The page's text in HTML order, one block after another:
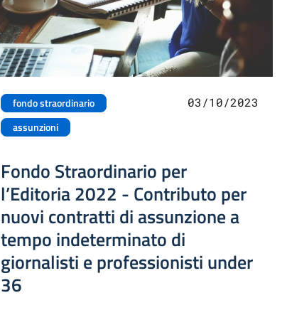
fondo straordinario
assunzioni
03/10/2023
Fondo Straordinario per
l’Editoria 2022 - Contributo per
nuovi contratti di assunzione a
tempo indeterminato di
giornalisti e professionisti under
36